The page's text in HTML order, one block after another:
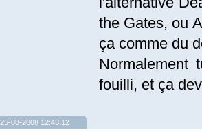
the Gates, ou
ça comme du
Normalement
fouilli, et ça
25-08-2008 12:43:12